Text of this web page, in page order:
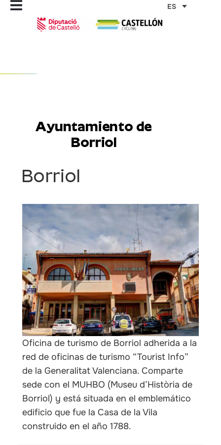
contenido
ES
Ayuntamiento de
Borriol
Borriol
Oficina de turismo de Borriol adherida a la
red de oficinas de turismo “Tourist Info”
de la Generalitat Valenciana. Comparte
sede con el MUHBO (Museu d’Història de
Borriol) y está situada en el emblemático
edificio que fue la Casa de la Vila
construido en el año 1788.